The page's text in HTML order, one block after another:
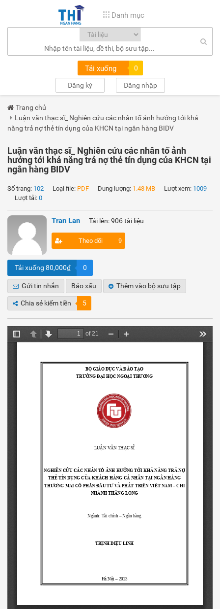
Danh mục
Tải xuống 0
Đăng ký Đăng nhập
Trang chủ
Luận văn thạc sĩ_ Nghiên cứu các nhân tố ảnh hưởng tới khả
năng trả nợ thẻ tín dụng của KHCN tại ngân hàng BIDV
Luận văn thạc sĩ_ Nghiên cứu các nhân tố ảnh
hưởng tới khả năng trả nợ thẻ tín dụng của KHCN tại
ngân hàng BIDV
Số trang: 102 Loại file: PDF Dung lượng: 1.48 MB Lượt xem: 1009
Lượt tải: 0
Tran Lan Tải lên: 906 tài liệu
Theo dõi 9
Tải xuống 80,000₫ 0
Gửi tin nhắn Báo xấu Thêm vào bộ sưu tập
Chia sẻ kiếm tiền 5